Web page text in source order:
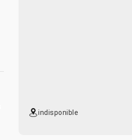
indisponible